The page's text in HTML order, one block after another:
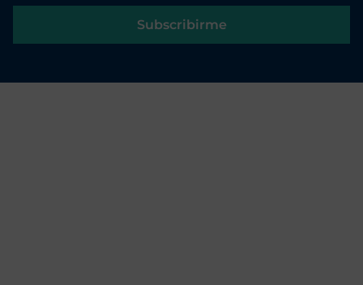
Subscribirme